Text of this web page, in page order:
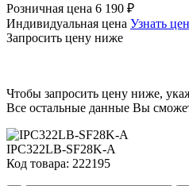
Розничная цена 6 190 ₽
Индивидуальная цена Узнать
Запросить цену ниже
Чтобы запросить цену ниже,
Все остальные данные Вы
IPC322LB-SF28K-A
Код товара: 222195